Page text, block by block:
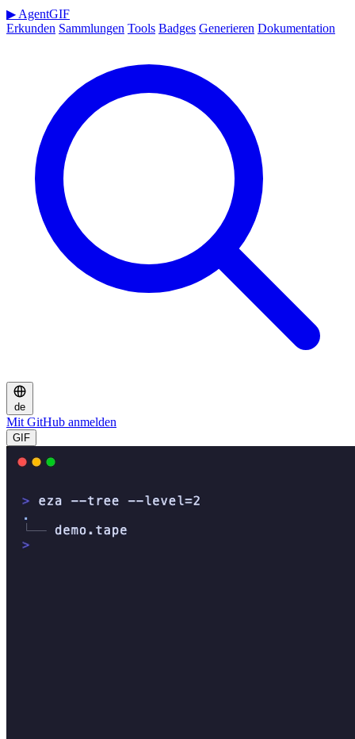
▶ AgentGIF
Erkunden Sammlungen Tools Badges Generieren Dokumentation
de
Mit GitHub anmelden
GIF